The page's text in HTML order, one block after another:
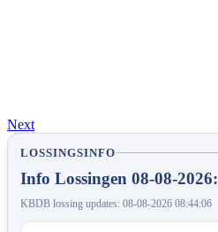
Next
LOSSINGSINFO
Info Lossingen 08-08-2026:
KBDB lossing updates: 08-08-2026 08:44:06